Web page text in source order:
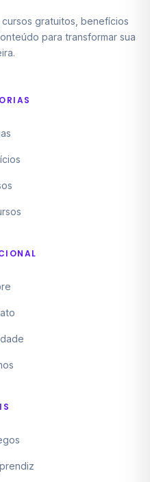
gratuitos, benefícios
para transformar sua